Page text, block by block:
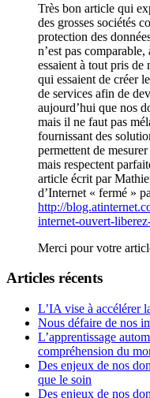
Très bon article qui
des grosses sociétés
protection des
n’est pas
essaient à tout pris de
qui essaient de créer
de services afin de
aujourd’hui que nos
mais il ne faut pas
fournissant des
permettent de
mais respectent
article écrit par
d’Internet « fermé »
http://
internet-ouvert-
Merci pour votre
Articles récents
L’IA vise à accélérer
Nous défaire de nos
L’apprentissage
compréhension du
Des enjeux de nos
que le soin
Des enjeux de nos